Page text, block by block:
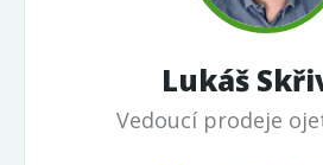
Lukáš
Vedoucí prodeje